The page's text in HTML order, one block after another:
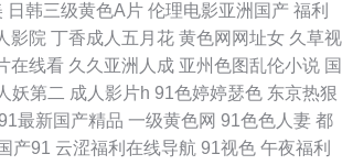
视 久久艹伊人 91拍拍 欧美日本色噜噜 91九色首页
91N操 国产超碰人人肏 五月天性爱导航 www91蝌蚪
AV手机不卡在线播放 色婷婷国产精品久久 A欧美噢
日韩三级黄色A片 伦理电影亚洲国产 福利
影院 丁香成人五月花 黄色网网址女 久草视
在线看 久久亚洲人成 亚州色图乱伦小说 国
妖第二 成人影片h 91色婷婷瑟色 东京热狠
91最新国产精品 一级黄色网 91色色人妻 都
产91 云涩福利在线导航 91视色 午夜福利